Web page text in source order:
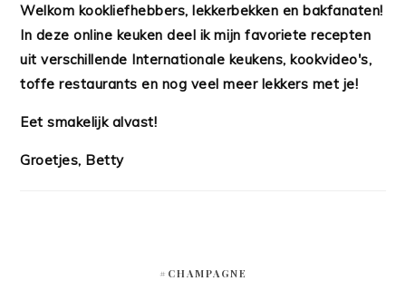
Welkom kookliefhebbers, lekkerbekken en bakfanaten!
In deze online keuken deel ik mijn favoriete recepten
uit verschillende Internationale keukens, kookvideo's,
toffe restaurants en nog veel meer lekkers met je!
Eet smakelijk alvast!
Groetjes, Betty
#CHAMPAGNE